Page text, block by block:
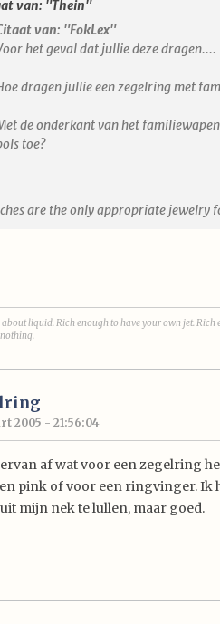
van: "Thein"
van: "FokLex"
het geval dat jullie deze dragen....
dragen jullie een zegelring met
de onderkant van het
toe?
are the only appropriate jewelry
liquid. Rich enough to have your own jet.
2005 - 21:56:04
af wat voor een zegelring
pink of voor een ringvinger. Ik
mijn nek te lullen, maar goed.